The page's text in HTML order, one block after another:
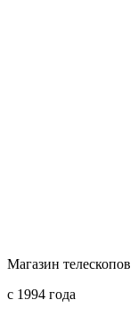
Магазин телескопов
с 1994 года